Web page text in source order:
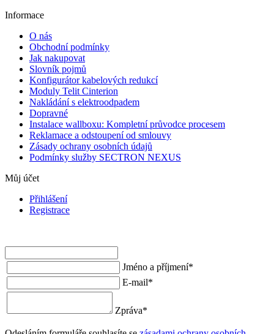
Informace
O nás
Obchodní podmínky
Jak nakupovat
Slovník pojmů
Konfigurátor kabelových redukcí
Moduly Telit Cinterion
Nakládání s elektroodpadem
Dopravné
Instalace wallboxu: Kompletní průvodce procesem
Reklamace a odstoupení od smlouvy
Zásady ochrany osobních údajů
Podmínky služby SECTRON NEXUS
Můj účet
Přihlášení
Registrace
Jméno a příjmení*
E-mail*
Zpráva*